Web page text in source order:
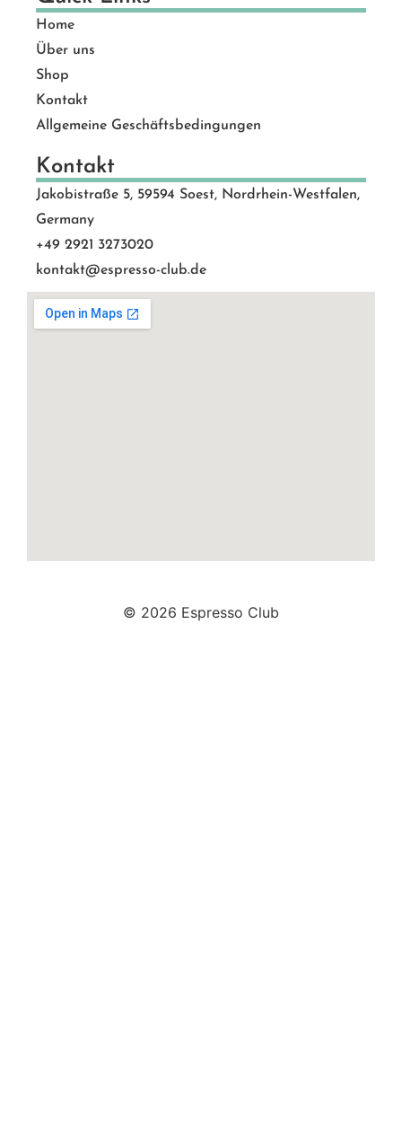
Home
Über uns
Shop
Kontakt
Allgemeine Geschäftsbedingungen
Kontakt
Jakobistraße 5, 59594 Soest, Nordrhein-Westfalen,
Germany
+49 2921 3273020
kontakt@espresso-club.de
© 2026 Espresso Club